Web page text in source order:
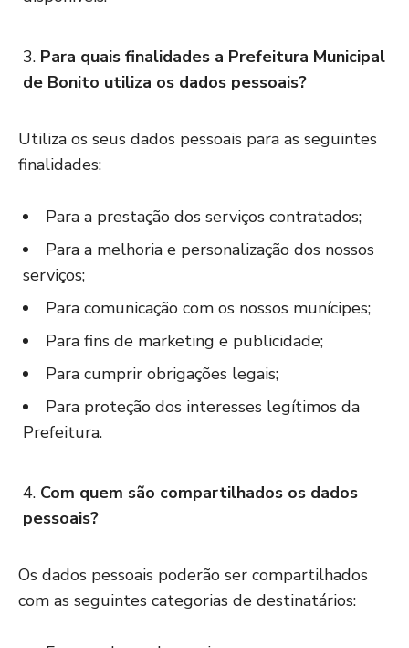
Para quais finalidades a Prefeitura Municipal
de Bonito utiliza os dados pessoais?
Utiliza os seus dados pessoais para as seguintes
finalidades:
Para a prestação dos serviços contratados;
Para a melhoria e personalização dos nossos
serviços;
Para comunicação com os nossos munícipes;
Para fins de marketing e publicidade;
Para cumprir obrigações legais;
Para proteção dos interesses legítimos da
Prefeitura.
Com quem são compartilhados os dados
pessoais?
Os dados pessoais poderão ser compartilhados
com as seguintes categorias de destinatários: